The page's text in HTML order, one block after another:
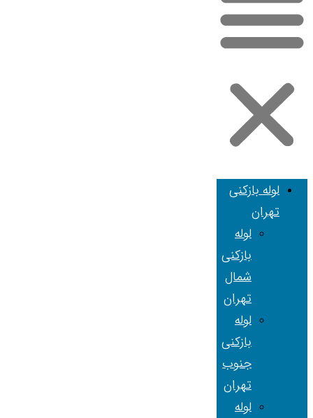
لوله بازکنی
تهران
لوله
بازکنی
شمال
تهران
لوله
بازکنی
جنوب
تهران
لوله